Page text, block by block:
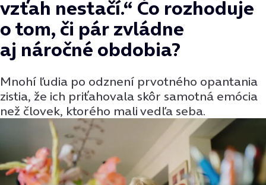
vzťah nestačí.“ Čo rozhoduje
o tom, či pár zvládne
aj náročné obdobia?
Mnohí ľudia po odznení prvotného opantania
zistia, že ich priťahovala skôr samotná emócia
než človek, ktorého mali vedľa seba.